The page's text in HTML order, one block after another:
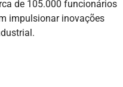
de 105.000 funcionários
impulsionar inovações